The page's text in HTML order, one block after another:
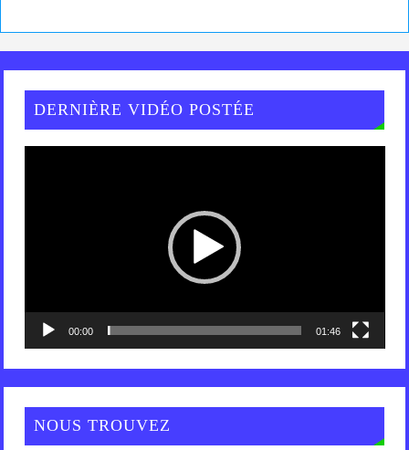
DERNIÈRE VIDÉO POSTÉE
00:00 01:46
NOUS TROUVEZ